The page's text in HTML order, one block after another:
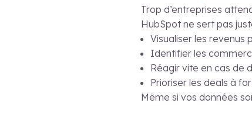
Trop d’entreprises
HubSpot ne sert pas
Visualiser les revenus
Identifier les
Réagir vite en cas de
Prioriser les deals à
Même si vos données